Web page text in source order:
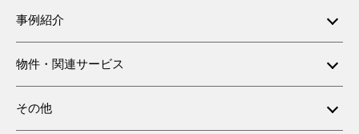
事例紹介
物件・関連サービス
その他